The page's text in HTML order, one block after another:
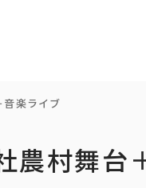
楽ライブ
村舞台